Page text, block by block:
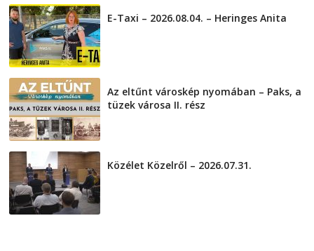
E-Taxi – 2026.08.04. – Heringes Anita
Az eltűnt városkép nyomában – Paks, a
tüzek városa II. rész
Közélet Közelről – 2026.07.31.